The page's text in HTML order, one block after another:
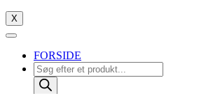
X
FORSIDE
Products
search